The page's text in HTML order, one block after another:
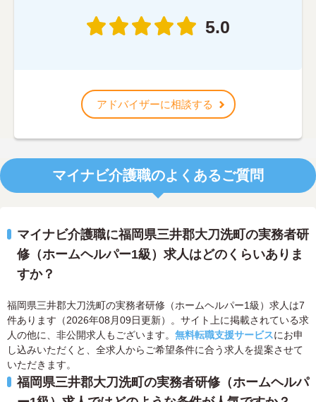
5.0
アドバイザーに相談する
マイナビ介護職のよくあるご質問
マイナビ介護職に福岡県三井郡大刀洗町の実務者研
修（ホームヘルパー1級）求人はどのくらいありま
すか？
福岡県三井郡大刀洗町の実務者研修（ホームヘルパー1級）求人は7
件あります（2026年08月09日更新）。サイト上に掲載されている求
人の他に、非公開求人もございます。 無料転職支援サービスにお申
し込みいただくと、全求人からご希望条件に合う求人を提案させて
いただきます。
福岡県三井郡大刀洗町の実務者研修（ホームヘルパ